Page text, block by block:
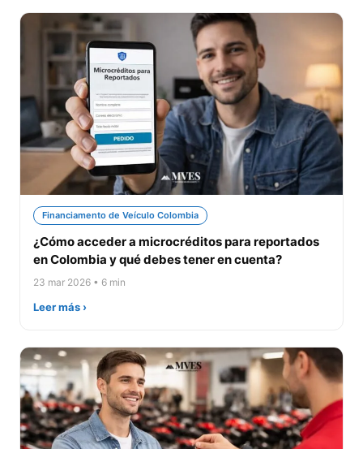
Financiamento de Veículo Colombia
¿Cómo acceder a microcréditos para reportados
en Colombia y qué debes tener en cuenta?
23 mar 2026 • 6 min
Leer más ›